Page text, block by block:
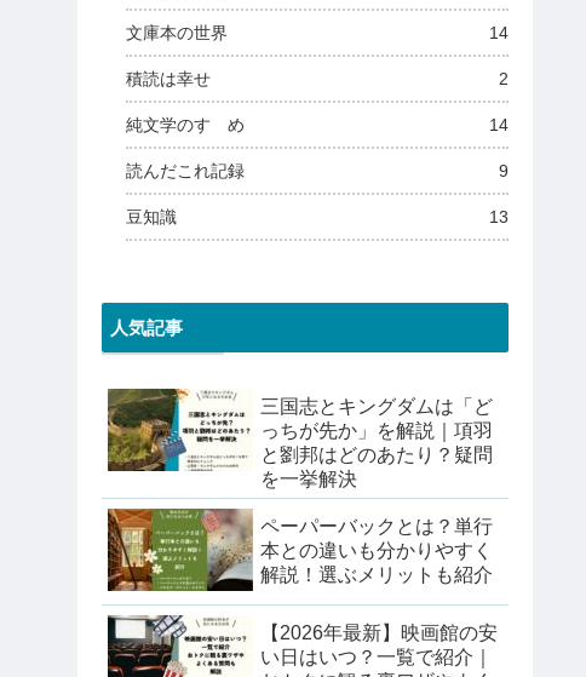
文庫本の世界 14
積読は幸せ 2
純文学のすゝめ 14
読んだこれ記録 9
豆知識 13
人気記事
三国志とキングダムは「ど
っちが先か」を解説｜項羽
と劉邦はどのあたり？疑問
を一挙解決
ペーパーバックとは？単行
本との違いも分かりやすく
解説！選ぶメリットも紹介
【2026年最新】映画館の安
い日はいつ？一覧で紹介｜